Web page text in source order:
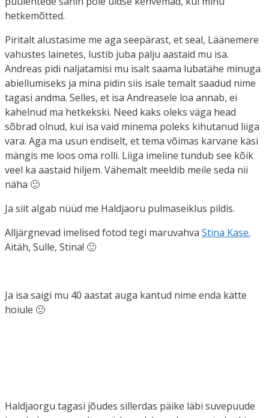
hetkemõtted.
Piritalt alustasime me aga seepärast, et seal, Läänemere
vahustes lainetes, lustib juba palju aastaid mu isa.
Andreas pidi naljatamisi mu isalt saama lubatähe minuga
abiellumiseks ja mina pidin siis isale temalt saadud nime
tagasi andma. Selles, et isa Andreasele loa annab, ei
kahelnud ma hetkekski. Need kaks oleks väga head
sõbrad olnud, kui isa vaid minema poleks kihutanud liiga
vara. Aga ma usun endiselt, et tema võimas karvane käsi
mängis me loos oma rolli. Liiga imeline tundub see kõik
veel ka aastaid hiljem. Vähemalt meeldib meile seda nii
näha 🙂
Ja siit algab nüüd me Haldjaoru pulmaseiklus pildis.
Alljärgnevad imelised fotod tegi maruvahva Stina Kase.
Aitäh, Sulle, Stina! 🙂
Ja isa saigi mu 40 aastat auga kantud nime enda kätte
hoiule 🙂
Haldjaorgu tagasi jõudes sillerdas päike läbi suvepuude